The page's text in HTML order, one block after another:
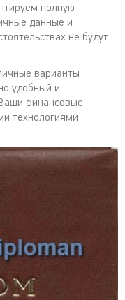
полную
данные и
не будут
варианты
удобный и
финансовые
технологиями